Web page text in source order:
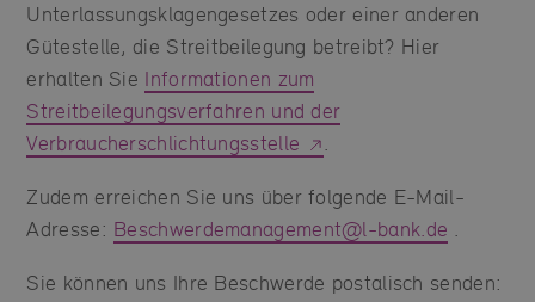
Unterlassungsklagengesetzes oder einer anderen
Gütestelle, die Streitbeilegung betreibt? Hier
erhalten Sie Informationen zum
Streitbeilegungsverfahren und der
Verbraucherschlichtungsstelle
Zudem erreichen Sie uns über folgende E-Mail-
Adresse: Beschwerdemanagement@l-bank.de
Sie können uns Ihre Beschwerde postalisch senden: